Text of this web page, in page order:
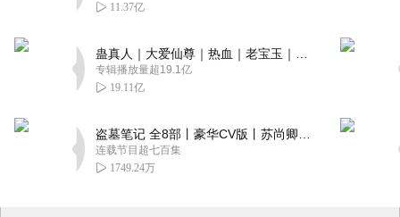
11.37亿
专辑播放量超19.1亿
19.11亿
连载节目超七百集
1749.24万